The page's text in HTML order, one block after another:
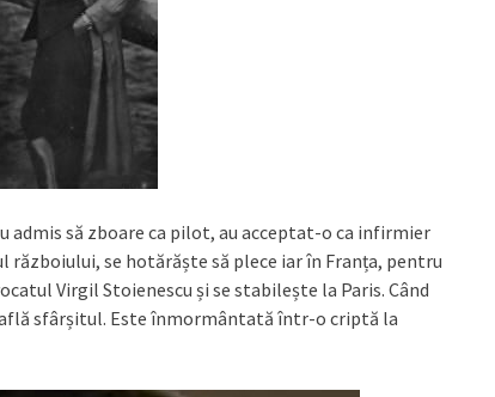
admis să zboare ca pilot, au acceptat-o ca infirmier
războiului, se hotărăște să plece iar în Franța, pentru
Virgil Stoienescu și se stabilește la Paris. Când
sfârșitul. Este înmormântată într-o criptă la